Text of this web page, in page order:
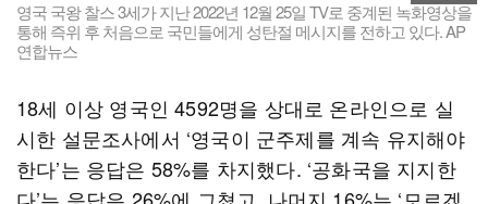
영국 국왕 찰스 3세가 지난 2022년 12월 25일 TV로 중계된 녹화영상을
통해 즉위 후 처음으로 국민들에게 성탄절 메시지를 전하고 있다. AP
연합뉴스
18세 이상 영국인 4592명을 상대로 온라인으로 실
시한 설문조사에서 ‘영국이 군주제를 계속 유지해야
한다’는 응답은 58%를 차지했다. ‘공화국을 지지한